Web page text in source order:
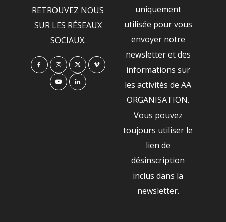
RETROUVEZ NOUS
SUR LES RÉSEAUX
SOCIAUX.
uniquement
utilisée pour vous
envoyer notre
newsletter et des
informations sur
les activités de AA
ORGANISATION.
Vous pouvez
toujours utiliser le
lien de
désinscription
inclus dans la
newsletter.